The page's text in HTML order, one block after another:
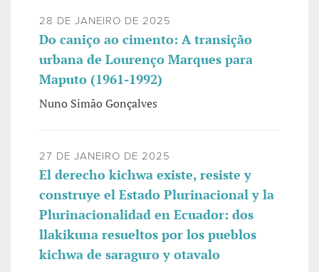
28 DE JANEIRO DE 2025
Do caniço ao cimento: A transição
urbana de Lourenço Marques para
Maputo (1961-1992)
Nuno Simão Gonçalves
27 DE JANEIRO DE 2025
El derecho kichwa existe, resiste y
construye el Estado Plurinacional y la
Plurinacionalidad en Ecuador: dos
llakikuna resueltos por los pueblos
kichwa de saraguro y otavalo